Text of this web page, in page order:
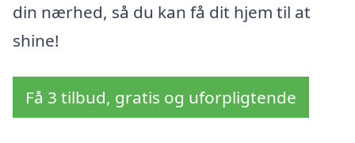
din nærhed, så du kan få dit hjem til at
shine!
Få 3 tilbud, gratis og uforpligtende